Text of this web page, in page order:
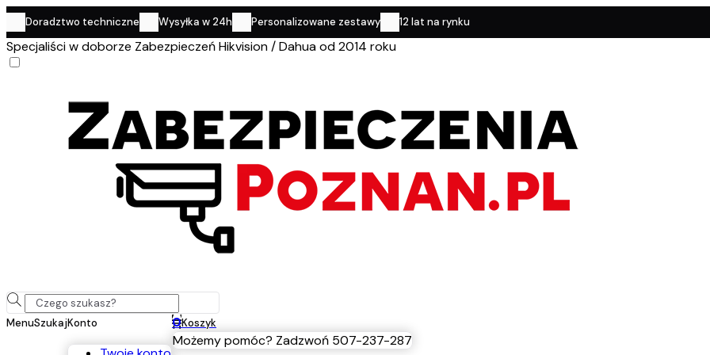
Doradztwo techniczne Wysyłka w 24h Personalizowane zestawy 12 lat na rynku
Specjaliści w doborze Zabezpieczeń Hikvision / Dahua od 2014 roku
MenuSzukajKonto 0Koszyk
Możemy pomóc? Zadzwoń 507-237-287